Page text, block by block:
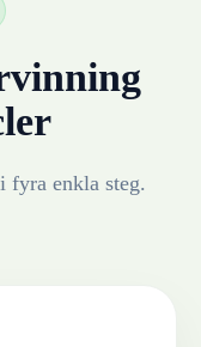
fyra enkla steg.